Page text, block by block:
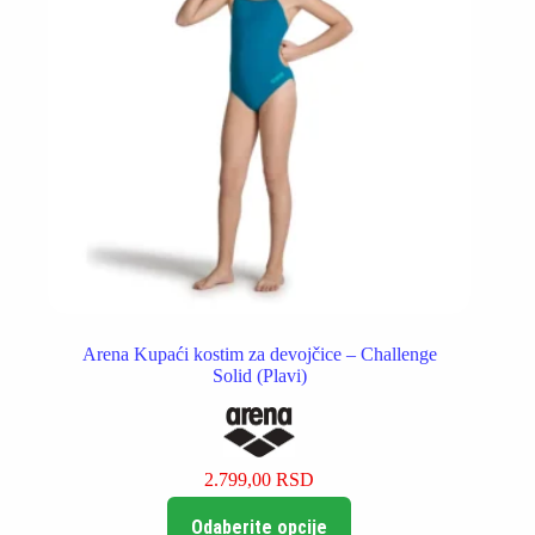
proizvoda.
Arena Kupaći kostim za devojčice – Challenge
Solid (Plavi)
2.799,00RSD
Odaberite opcije
proizvod